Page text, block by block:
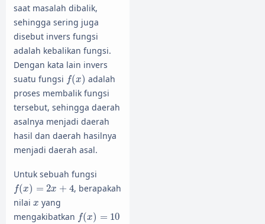
saat masalah dibalik,
sehingga sering juga
disebut invers fungsi
adalah kebalikan fungsi.
Dengan kata lain invers
suatu fungsi f(x)
f(x)
adalah
proses membalik fungsi
tersebut, sehingga daerah
asalnya menjadi daerah
hasil dan daerah hasilnya
menjadi daerah asal.
Untuk sebuah fungsi
f(x) = 2x + 4
f(x)= +4
, berapakah
nilai x
x yang
mengakibatkan f(x) = 10
f(x)=